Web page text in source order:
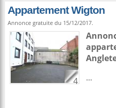
Appartement Wigton
Annonce gratuite du 15/12/2017.
4
...